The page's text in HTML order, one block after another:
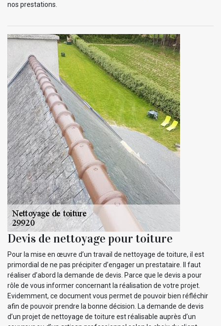
nos prestations.
Devis de nettoyage pour toiture
Pour la mise en œuvre d’un travail de nettoyage de toiture, il est
primordial de ne pas précipiter d’engager un prestataire. Il faut
réaliser d’abord la demande de devis. Parce que le devis a pour
rôle de vous informer concernant la réalisation de votre projet.
Evidemment, ce document vous permet de pouvoir bien réfléchir
afin de pouvoir prendre la bonne décision. La demande de devis
d’un projet de nettoyage de toiture est réalisable auprès d’un